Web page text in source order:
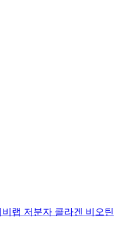
랩 저분자 콜라겐 비오틴